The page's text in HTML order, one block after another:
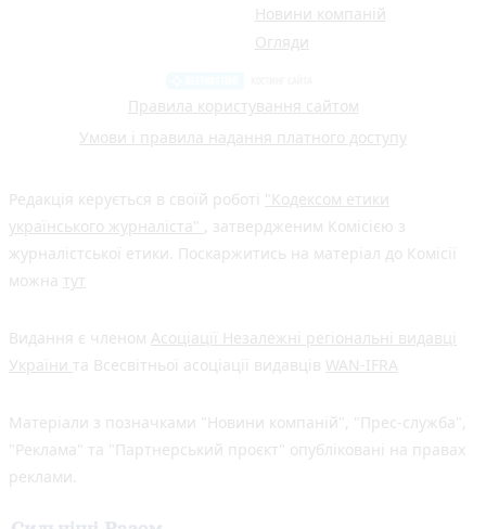
Новини компаній
Огляди
Правила користування сайтом
Умови і правила надання платного доступу
Редакція керується в своїй роботі "Кодексом етики
українського журналіста" , затвердженим Комісією з
журналістської етики. Поскаржитись на матеріал до Комісії
можна тут
Видання є членом Асоціації Незалежні регіональні видавці
України та Всесвітньої асоціації видавців WAN-IFRA
Матеріали з позначками "Новини компаній", "Прес-служба",
"Реклама" та "Партнерський проєкт" опубліковані на правах
реклами.